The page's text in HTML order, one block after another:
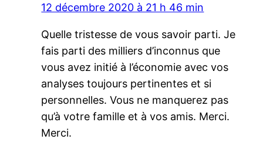
12 décembre 2020 à 21 h 46 min
Quelle tristesse de vous savoir parti. Je
fais parti des milliers d’inconnus que
vous avez initié à l’économie avec vos
analyses toujours pertinentes et si
personnelles. Vous ne manquerez pas
qu’à votre famille et à vos amis. Merci.
Merci.